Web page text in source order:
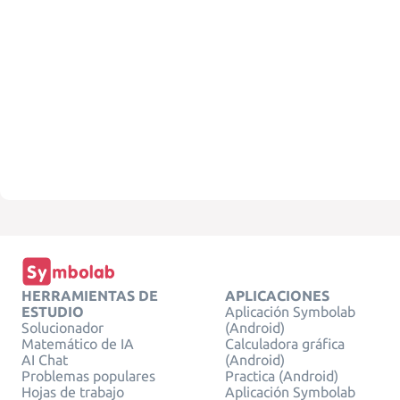
HERRAMIENTAS DE
ESTUDIO
Solucionador
Matemático de IA
AI Chat
Problemas populares
Hojas de trabajo
APLICACIONES
Aplicación Symbolab
(Android)
Calculadora gráfica
(Android)
Practica (Android)
Aplicación Symbolab